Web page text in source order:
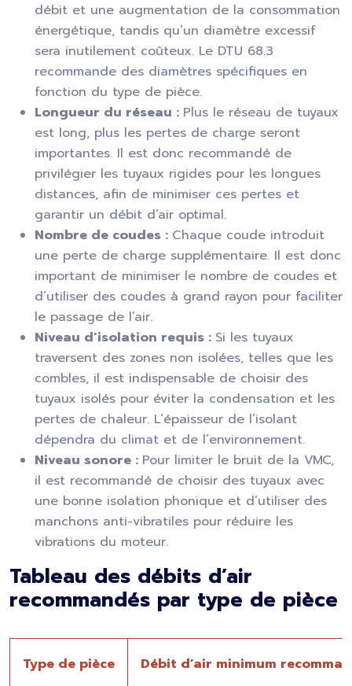
débit et une augmentation de la consommation
énergétique, tandis qu’un diamètre excessif
sera inutilement coûteux. Le DTU 68.3
recommande des diamètres spécifiques en
fonction du type de pièce.
Longueur du réseau : Plus le réseau de tuyaux
est long, plus les pertes de charge seront
importantes. Il est donc recommandé de
privilégier les tuyaux rigides pour les longues
distances, afin de minimiser ces pertes et
garantir un débit d’air optimal.
Nombre de coudes : Chaque coude introduit
une perte de charge supplémentaire. Il est donc
important de minimiser le nombre de coudes et
d’utiliser des coudes à grand rayon pour faciliter
le passage de l’air.
Niveau d’isolation requis : Si les tuyaux
traversent des zones non isolées, telles que les
combles, il est indispensable de choisir des
tuyaux isolés pour éviter la condensation et les
pertes de chaleur. L’épaisseur de l’isolant
dépendra du climat et de l’environnement.
Niveau sonore : Pour limiter le bruit de la VMC,
il est recommandé de choisir des tuyaux avec
une bonne isolation phonique et d’utiliser des
manchons anti-vibratiles pour réduire les
vibrations du moteur.
Tableau des débits d’air
recommandés par type de pièce
Type de pièce Débit d’air minimum